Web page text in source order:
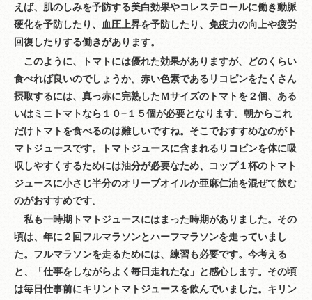
えば、肌のしみを予防する美白効果やコレステロールに働き動脈
硬化を予防したり、血圧上昇を予防したり、免疫力の向上や疲労
回復したりする働きがあります。
このように、トマトには優れた効果がありますが、どのくらい
食べれば良いのでしょうか。赤い色素であるリコピンをたくさん
摂取するには、真っ赤に完熟したＭサイズのトマトを２個、ある
いはミニトマトなら１０−１５個が必要となります。朝からこれ
だけトマトを食べるのは難しいですね。そこでおすすめなのがト
マトジュースです。トマトジュースに含まれるリコピンを体に吸
収しやすくするためには油分が必要なため、コップ１杯のトマト
ジュースに小さじ半分のオリーブオイルか亜麻仁油を混ぜて飲む
のがおすすめです。
私も一時期トマトジュースにはまった時期がありました。その
頃は、年に２回フルマラソンとハーフマラソンを走っていまし
た。フルマラソンを走るためには、練習も必要です。今考える
と、「仕事をしながらよく毎日走れたな」と感心します。その頃
は毎日仕事前にキリントマトジュースを飲んでいました。キリン